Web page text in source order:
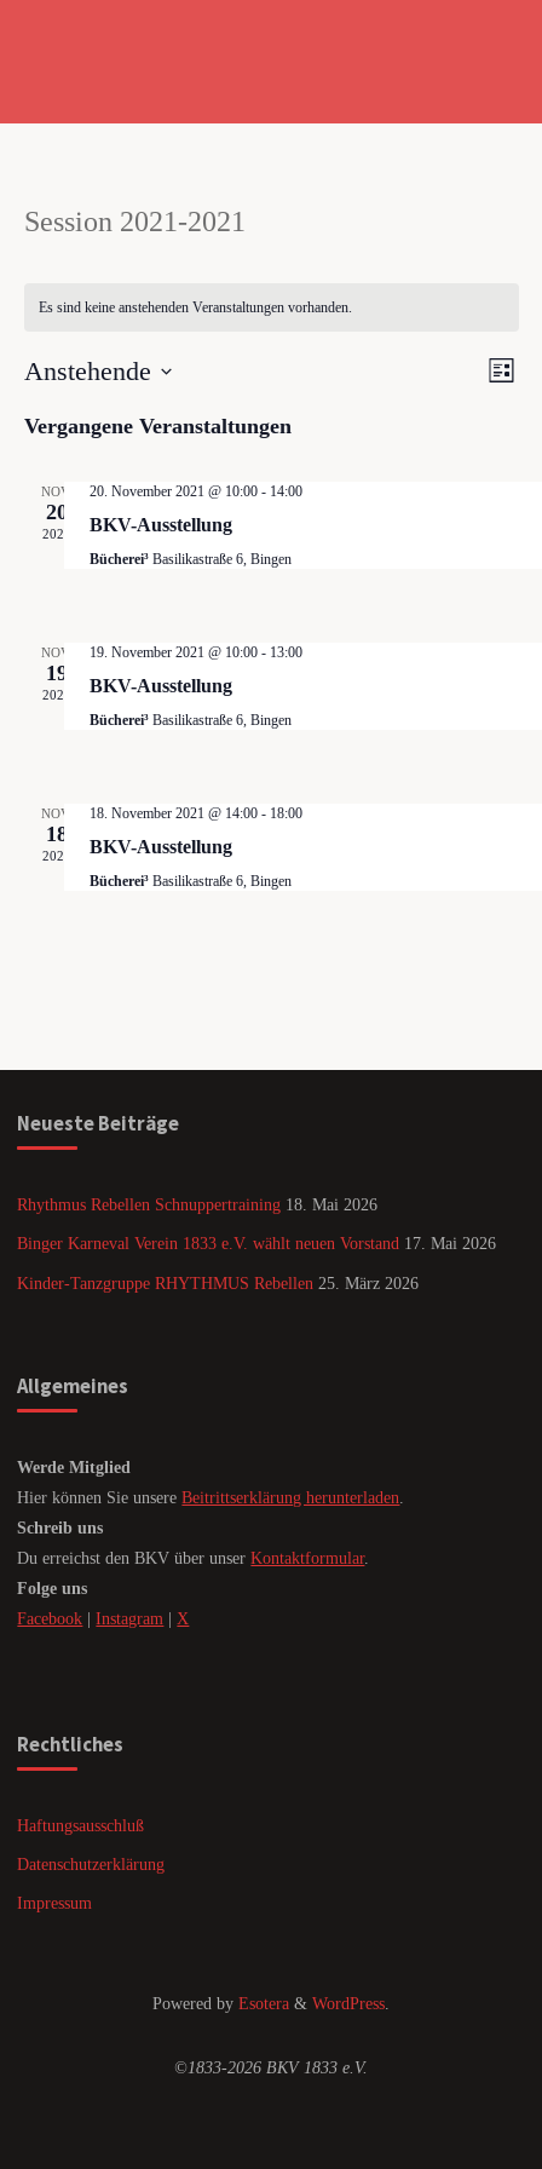
Session 2021-2021
Es sind keine anstehenden Veranstaltungen vorhanden.
Liste
Anstehende
wählen.
Vergangene Veranstaltungen
NOV.
20
2021
20. November 2021 @ 10:00- 14:00
BKV-Ausstellung
Bücherei³ Basilikastraße 6, Bingen
NOV.
19
2021
19. November 2021 @ 10:00- 13:00
BKV-Ausstellung
Bücherei³ Basilikastraße 6, Bingen
NOV.
18
2021
18. November 2021 @ 14:00- 18:00
BKV-Ausstellung
Bücherei³ Basilikastraße 6, Bingen
Neueste Beiträge
Rhythmus Rebellen Schnuppertraining 18. Mai 2026
Binger Karneval Verein 1833 e.V. wählt neuen Vorstand 17. Mai 2026
Kinder-Tanzgruppe RHYTHMUS Rebellen 25. März 2026
Allgemeines
Werde Mitglied
Hier können Sie unsereBeitrittserklärung herunterladen.
Schreib uns
Du erreichst den BKV über unserKontaktformular.
Folge uns
Facebook |Instagram |X
Rechtliches
Haftungsausschluß
Datenschutzerklärung
Impressum
Powered by Esotera & WordPress
©1833-2026 BKV 1833 e.V.